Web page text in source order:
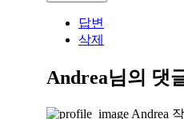
답변
삭제
Andrea님의 댓
Andrea